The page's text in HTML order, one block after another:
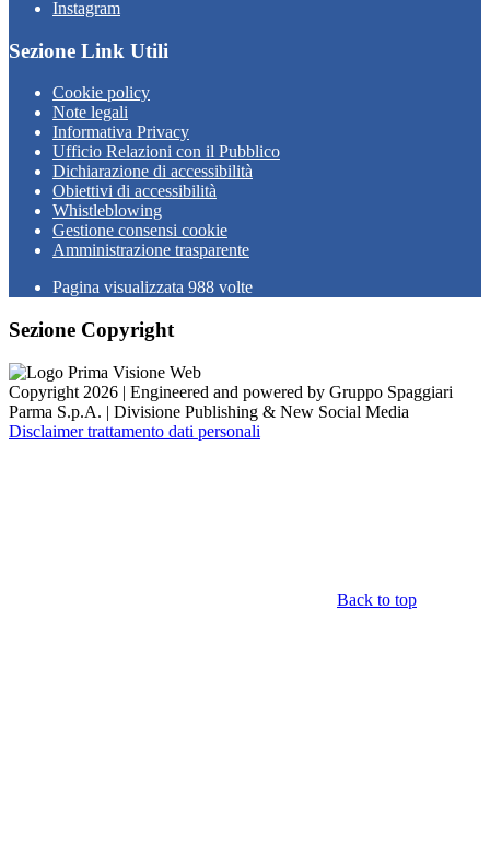
Instagram
Sezione Link Utili
Cookie policy
Note legali
Informativa Privacy
Ufficio Relazioni con il Pubblico
Dichiarazione di accessibilità
Obiettivi di accessibilità
Whistleblowing
Gestione consensi cookie
Amministrazione trasparente
Pagina visualizzata 988 volte
Sezione Copyright
Copyright 2026 | Engineered and powered by Gruppo Spaggiari
Parma S.p.A. | Divisione Publishing & New Social Media
Disclaimer trattamento dati personali
Back to top